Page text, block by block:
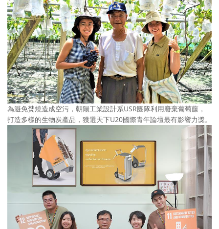
為避免焚燒造成空污，朝陽工業設計系USR團隊利用廢棄葡萄藤，
打造多樣的生物炭產品，獲選天下U20國際青年論壇最有影響力獎。